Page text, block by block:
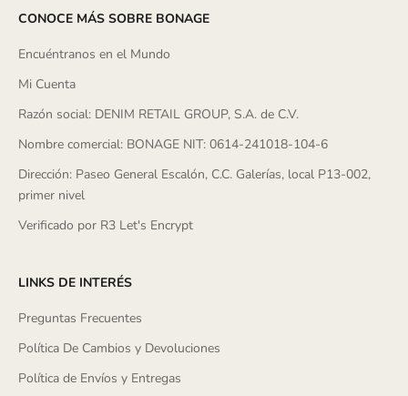
CONOCE MÁS SOBRE BONAGE
Encuéntranos en el Mundo
Mi Cuenta
Razón social: DENIM RETAIL GROUP, S.A. de C.V.
Nombre comercial: BONAGE NIT: 0614-241018-104-6
Dirección: Paseo General Escalón, C.C. Galerías, local P13-002,
primer nivel
Verificado por R3 Let's Encrypt
LINKS DE INTERÉS
Preguntas Frecuentes
Política De Cambios y Devoluciones
Política de Envíos y Entregas